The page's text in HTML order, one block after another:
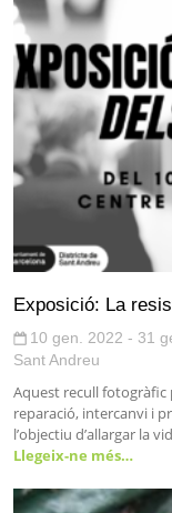
Exposició: La
10 gen. 2022 - 31
Sant Andreu
Aquest recull
reparació, intercanvi i
l’objectiu d’allargar la
Llegeix-ne més…